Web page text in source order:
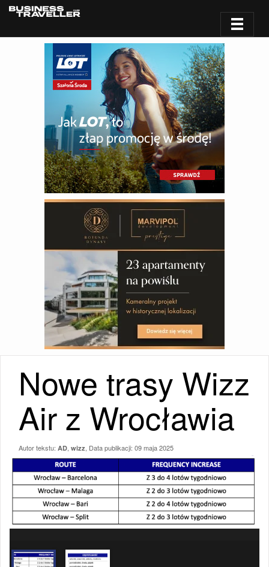
Nowe trasy Wizz
Air z Wrocławia
Autor tekstu: AD wizz , Data publikacji: 09 maja 2025